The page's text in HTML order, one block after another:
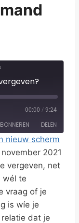
00:00 / 9:24
DELEN
nieuw scherm
2021
vergeven, net
wél te
vraag of je
is wíe je
dat je